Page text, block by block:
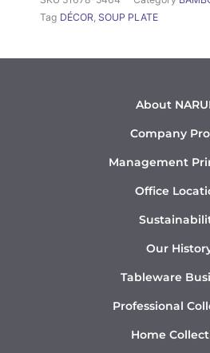
Tag DÉCOR, SOUP PLATE
About
Company
Management
Office
Our
Tableware
Professional
Home